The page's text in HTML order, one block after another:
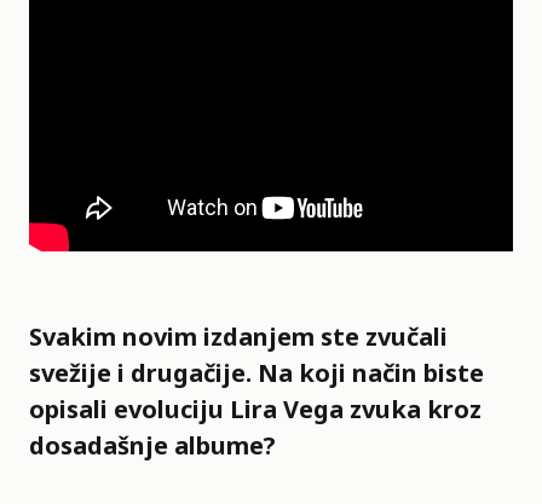
Svakim novim izdanjem ste zvučali
svežije i drugačije. Na koji način biste
opisali evoluciju Lira Vega zvuka kroz
dosadašnje albume?